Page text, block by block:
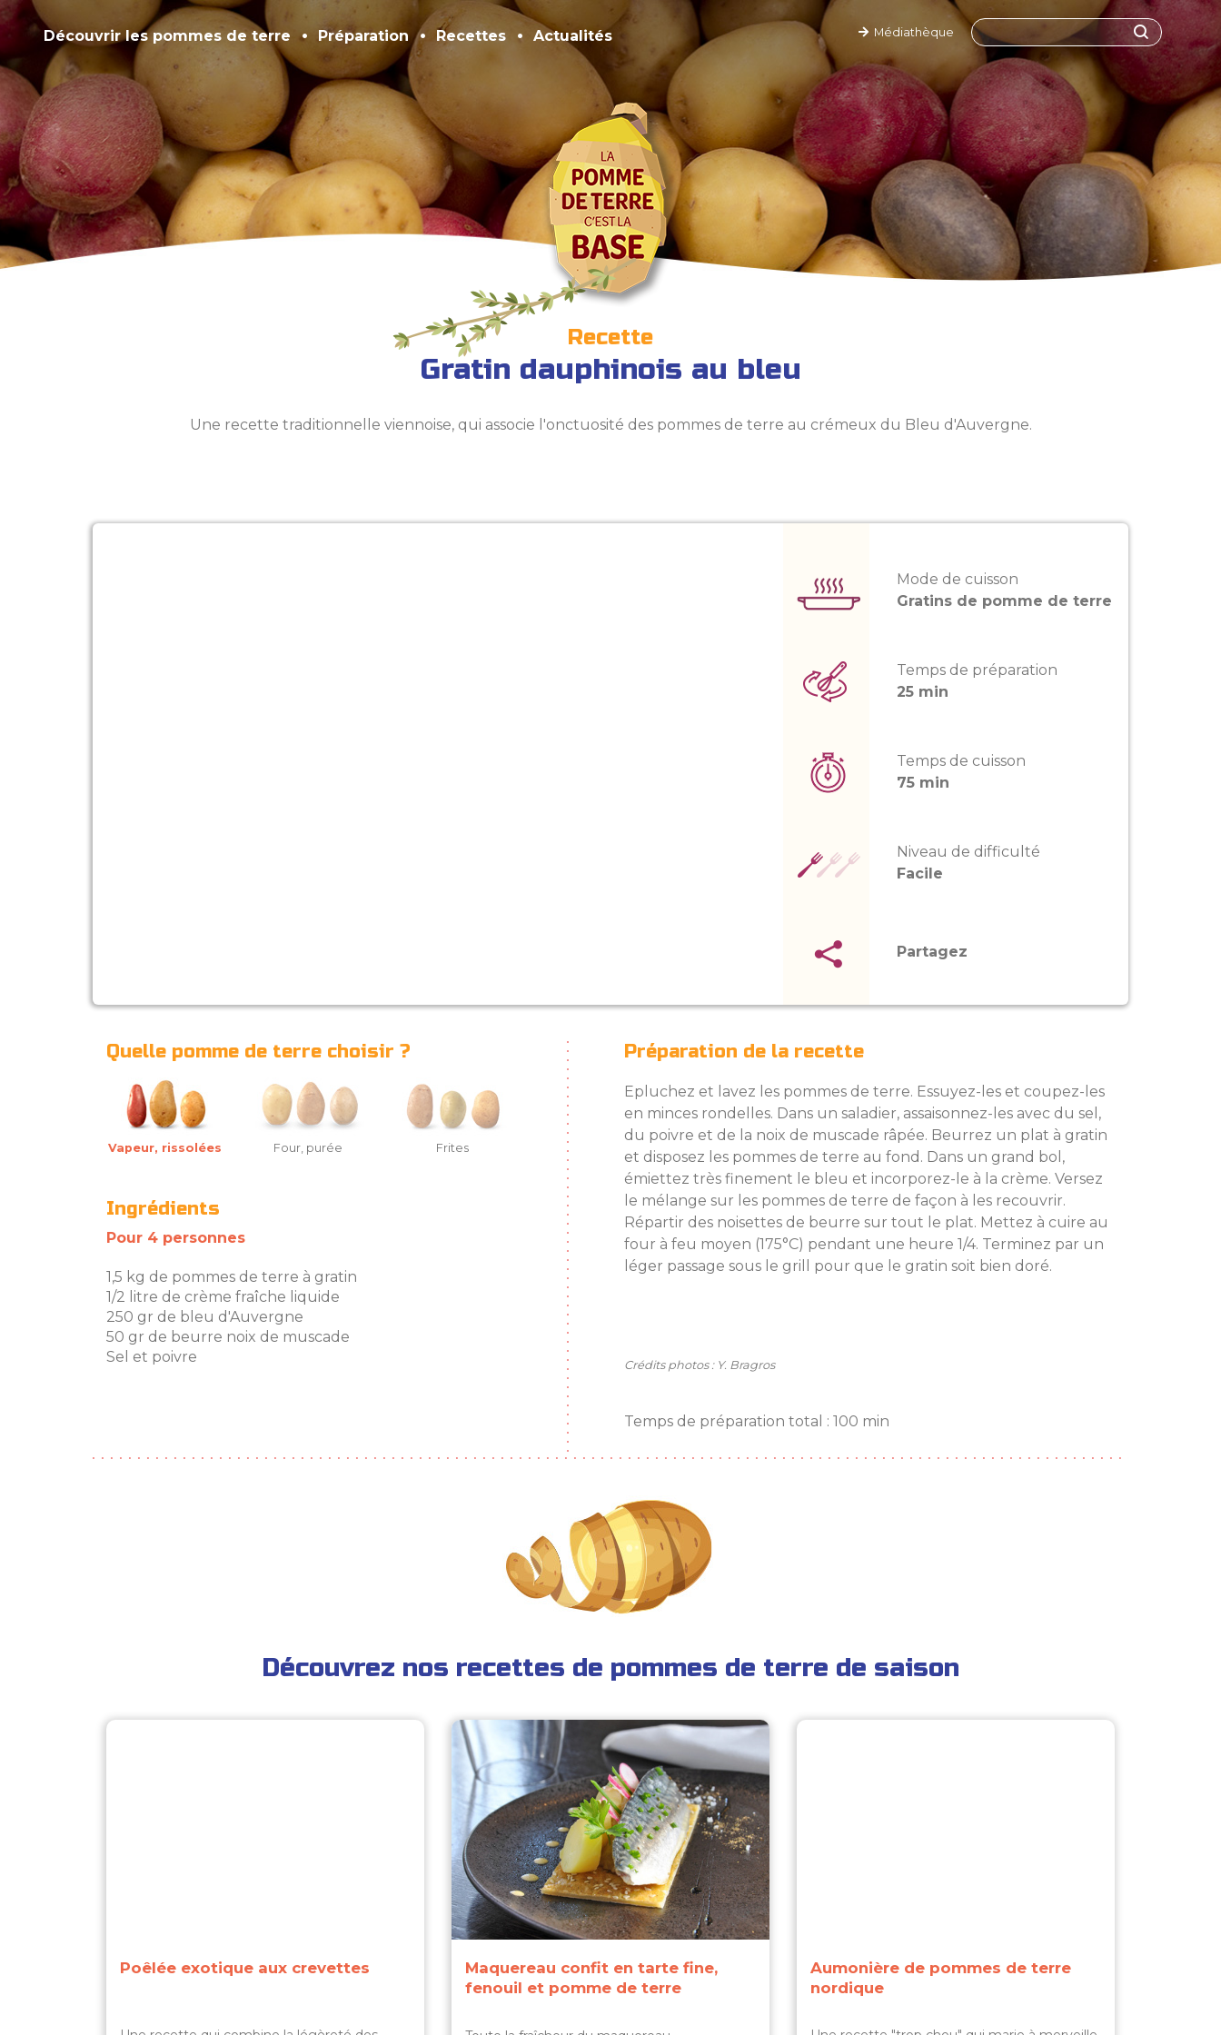
Découvrir les pommes de terre Préparation Recettes Actualités Médiathèque
Recette
Gratin dauphinois au bleu
Une recette traditionnelle viennoise, qui associe l'onctuosité des pommes de terre au crémeux du Bleu d'Auvergne.
Mode de cuisson
Gratins de pomme de terre
Temps de préparation
25 min
Temps de cuisson
75 min
Niveau de difficulté
Facile
Partagez
Quelle pomme de terre choisir ?
Vapeur, rissolées Four, purée Frites
Ingrédients
Pour 4 personnes
1,5 kg de pommes de terre à gratin
1/2 litre de crème fraîche liquide
250 gr de bleu d'Auvergne
50 gr de beurre noix de muscade
Sel et poivre
Préparation de la recette
Epluchez et lavez les pommes de terre. Essuyez-les et coupez-les
en minces rondelles. Dans un saladier, assaisonnez-les avec du sel,
du poivre et de la noix de muscade râpée. Beurrez un plat à gratin
et disposez les pommes de terre au fond. Dans un grand bol,
émiettez très finement le bleu et incorporez-le à la crème. Versez
le mélange sur les pommes de terre de façon à les recouvrir.
Répartir des noisettes de beurre sur tout le plat. Mettez à cuire au
four à feu moyen (175°C) pendant une heure 1/4. Terminez par un
léger passage sous le grill pour que le gratin soit bien doré.
Crédits photos : Y. Bragros
Temps de préparation total : 100 min
Découvrez nos recettes de pommes de terre de saison
Poêlée exotique aux crevettes
Maquereau confit en tarte fine,
fenouil et pomme de terre
Aumonière de pommes de terre
nordique